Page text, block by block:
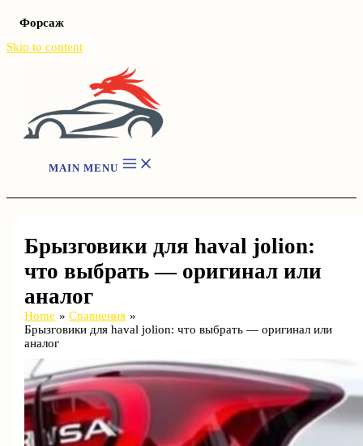
Форсаж
Skip to content
MAIN MENU
Брызговики для haval jolion:
что выбрать — оригинал или
аналог
Home
Сравнения
Брызговики для haval jolion: что выбрать — оригинал или
аналог